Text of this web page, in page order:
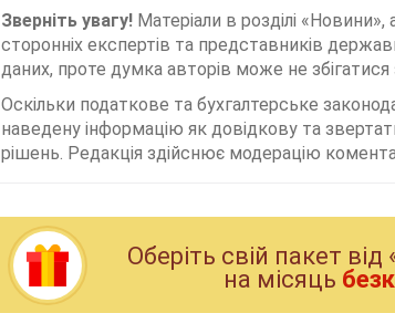
Зверніть увагу! Матеріали в розділі
сторонніх експертів та представників
даних, проте думка авторів може не збігатися
Оскільки податкове та бухгалтерське
наведену інформацію як довідкову та
рішень. Редакція здійснює модерацію
Оберiть свiй пакет вiд
на мiсяць